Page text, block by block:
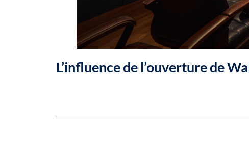
L’influence de l’ouverture de